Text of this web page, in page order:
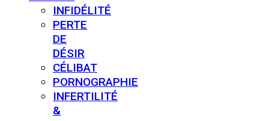
INFIDÉLITÉ
PERTE
DE
DÉSIR
CÉLIBAT
PORNOGRAPHIE
INFERTILITÉ
&